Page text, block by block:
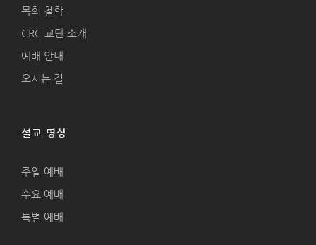
목회 철학
CRC 교단 소개
예배 안내
오시는 길
설교 영상
주일 예배
수요 예배
특별 예배